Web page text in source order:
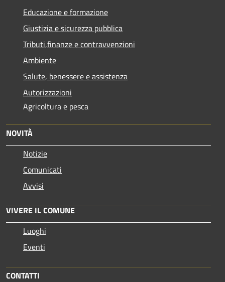
Educazione e formazione
Giustizia e sicurezza pubblica
Tributi,finanze e contravvenzioni
Ambiente
Salute, benessere e assistenza
Autorizzazioni
Agricoltura e pesca
NOVITÀ
Notizie
Comunicati
Avvisi
VIVERE IL COMUNE
Luoghi
Eventi
CONTATTI